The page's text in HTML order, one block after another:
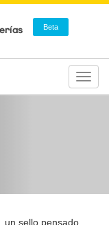
Beta
un sello pensado